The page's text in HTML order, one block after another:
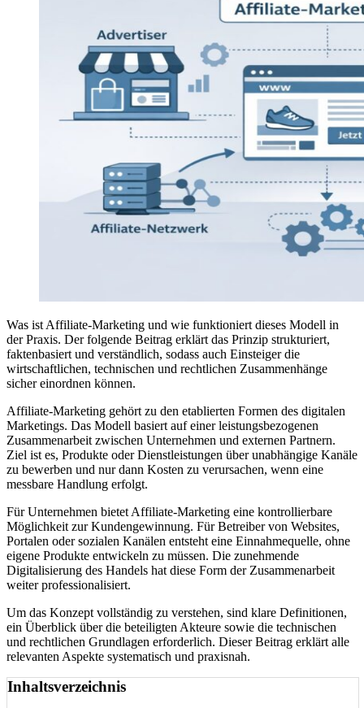
Was ist Affiliate-Marketing und wie funktioniert dieses Modell in
der Praxis. Der folgende Beitrag erklärt das Prinzip strukturiert,
faktenbasiert und verständlich, sodass auch Einsteiger die
wirtschaftlichen, technischen und rechtlichen Zusammenhänge
sicher einordnen können.
Affiliate-Marketing gehört zu den etablierten Formen des digitalen
Marketings. Das Modell basiert auf einer leistungsbezogenen
Zusammenarbeit zwischen Unternehmen und externen Partnern.
Ziel ist es, Produkte oder Dienstleistungen über unabhängige Kanäle
zu bewerben und nur dann Kosten zu verursachen, wenn eine
messbare Handlung erfolgt.
Für Unternehmen bietet Affiliate-Marketing eine kontrollierbare
Möglichkeit zur Kundengewinnung. Für Betreiber von Websites,
Portalen oder sozialen Kanälen entsteht eine Einnahmequelle, ohne
eigene Produkte entwickeln zu müssen. Die zunehmende
Digitalisierung des Handels hat diese Form der Zusammenarbeit
weiter professionalisiert.
Um das Konzept vollständig zu verstehen, sind klare Definitionen,
ein Überblick über die beteiligten Akteure sowie die technischen
und rechtlichen Grundlagen erforderlich. Dieser Beitrag erklärt alle
relevanten Aspekte systematisch und praxisnah.
Inhaltsverzeichnis